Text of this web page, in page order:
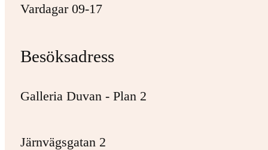
Vardagar 09-17
Besöksadress
Galleria Duvan - Plan 2
Järnvägsgatan 2